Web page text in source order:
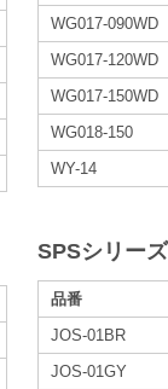
WG017-090WD
WG017-120WD
WG017-150WD
WG018-150
WY-14
SPSシリーズ
品番
JOS-01BR
JOS-01GY